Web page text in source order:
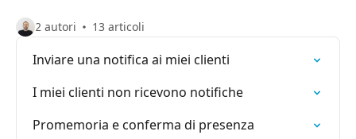
2 autori 13 articoli
Inviare una notifica ai miei clienti
I miei clienti non ricevono notifiche
Promemoria e conferma di presenza